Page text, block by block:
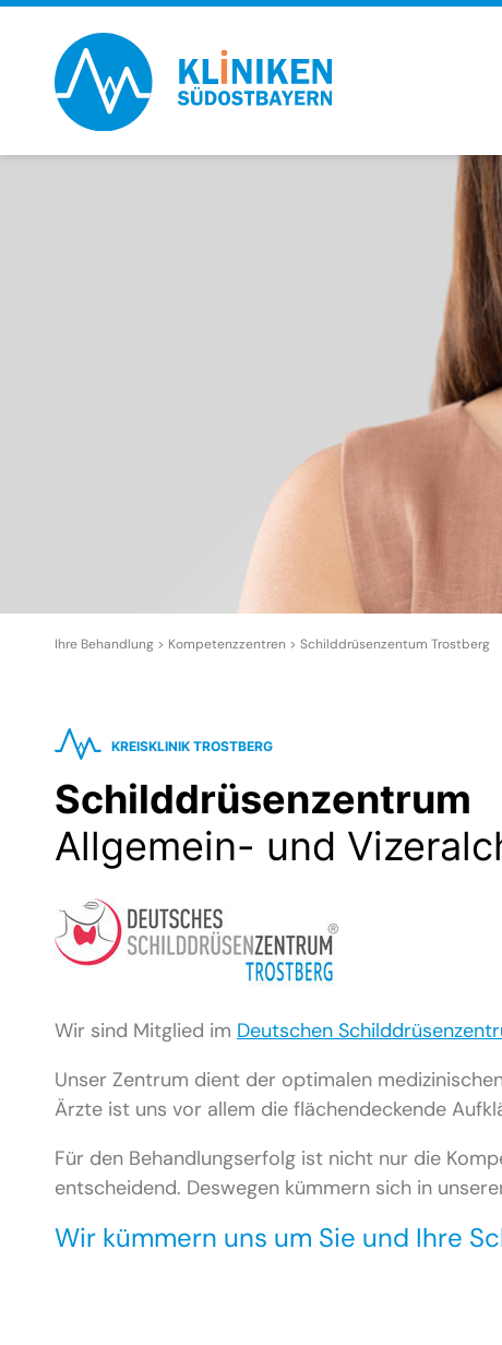
Ihre Behandlung > Kompetenzzentren > Schilddrüsenzentum Trostberg
KREISKLINIK TROSTBERG
Schilddrüsenzentrum
Allgemein- und
Wir sind Mitglied im Deutschen
Unser Zentrum dient der optimalen
Ärzte ist uns vor allem die flächendeckende
Für den Behandlungserfolg ist nicht nur die
entscheidend. Deswegen kümmern sich in
Wir kümmern uns um Sie und Ihre